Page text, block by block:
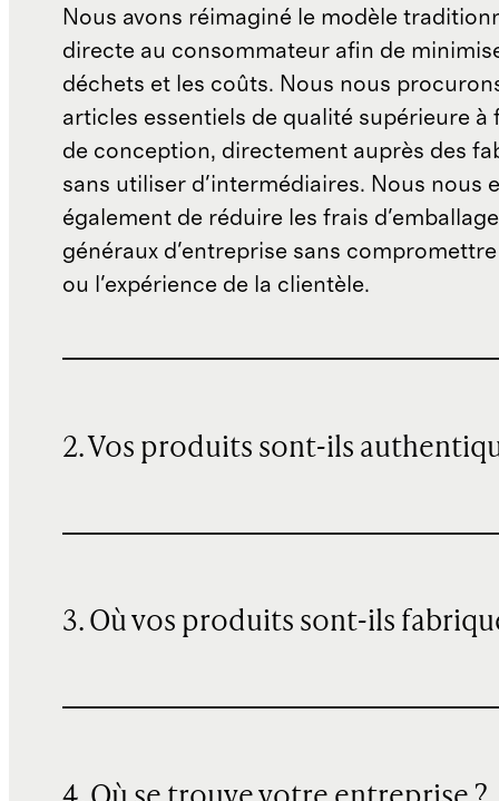
Nous avons réimaginé le modèle
directe au consommateur afin de
déchets et les coûts. Nous nous
articles essentiels de qualité supérieure à
de conception, directement auprès des
sans utiliser d'intermédiaires. Nous nous
également de réduire les frais
généraux d'entreprise sans
ou l'expérience de la clientèle.
2. Vos produits sont-ils
3. Où vos produits sont-ils